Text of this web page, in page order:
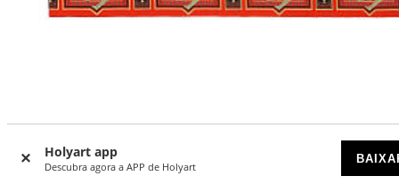
Holyart app
Descubra agora a APP de Holyart